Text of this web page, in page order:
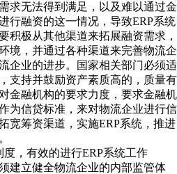
求无法得到满足，以及难以通过金
行融资的这一情况，导致ERP系统
积极从其他渠道来拓展融资需求，
境，并通过各种渠道来完善物流企
企业的进步。国家相关部门必须适
支持并鼓励资产素质高的，质量有
金融机构的要求力度，要求金融机
为信贷标准，来对物流企业进行信
宽筹资渠道，实施ERP系统，推进
，有效的进行ERP系统工作
建立健全物流企业的内部监管体